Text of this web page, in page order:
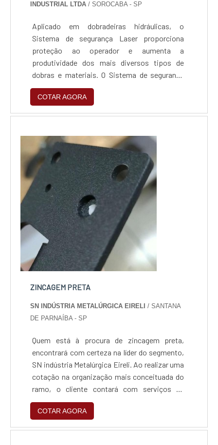
INDUSTRIAL LTDA/ SOROCABA - SP
Aplicado em dobradeiras hidráulicas, o
Sistema de segurança Laser proporciona
proteção ao operador e aumenta a
produtividade dos mais diversos tipos de
dobras e materiais. O Sistema de segurança
Laser incorpora todos os dispositivos
necessários para o monitoramento seguro da
zona de prensagem, abrangendo conjunto
controlador, display com IHM de LCD, encoder
e suportes horizontais e vertica...
COTAR AGORA
ZINCAGEM PRETA
SN INDÚSTRIA METALÚRGICA EIRELI/ SANTANA
DE PARNAÍBA - SP
Quem está à procura de zincagem preta,
encontrará com certeza na líder do segmento,
SN indústria Metalúrgica Eireli. Ao realizar uma
cotação na organização mais conceituada do
ramo, o cliente contará com serviços de
excelência e o suporte de especialistas para
sanar eventuais dúvidas.Quando o tema é
zincagem preta, com a SN indústria
COTAR AGORA